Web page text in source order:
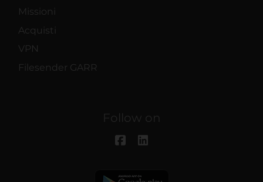
Missioni
Acquisti
VPN
Filesender GARR
Follow on